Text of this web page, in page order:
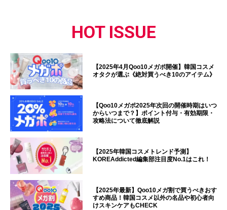
HOT ISSUE
【2025年4月Qoo10メガポ開催】韓国コスメ
オタクが選ぶ《絶対買うべき10のアイテム》
【Qoo10メガポ2025年次回の開催時期はいつ
からいつまで？】ポイント付与・有効期限・
攻略法について徹底解説
【2025年韓国コスメトレンド予測】
KOREAddicted編集部注目度No.1はこれ！
【2025年最新】Qoo10メガ割で買うべきおす
すめ商品！韓国コスメ以外の名品や初心者向
けスキンケアもCHECK